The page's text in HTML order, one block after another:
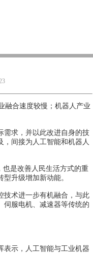
融合速度较慢；机器人产业
求，并以此改进自身的技
，间接为人工智能和机器人
是改善人民生活方式的重
升级增加新动能。
术进一步有机融合，与此
伺服电机、减速器等传统的
示，人工智能与工业机器